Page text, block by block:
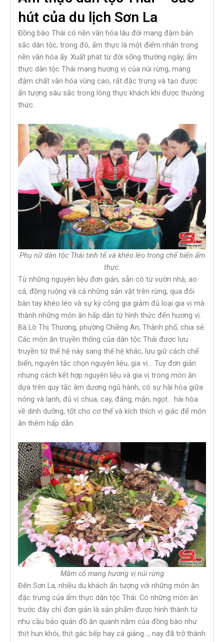
hút của du lịch Sơn La
Đồng bào Thái có nền văn hóa lâu đời mang đậm bản
sắc dân tộc; trong đó, ẩm thực là một điểm nhấn trong
nền văn hóa ấy. Xuất phát từ đời sống thường ngày, ẩm
thực dân tộc Thái mang hương vị của núi rừng, mang
đậm chất văn hóa vùng cao, rất đặc trưng và tạo được
ấn tượng sâu sắc trong lòng thực khách khi được thưởng
thức.
Phụ nữ dân tộc Thái tinh tế và khéo léo trong chế biến ẩm
thực.
Từ những nguyên liệu đơn giản, sẵn có từ vườn nhà, ao
cá, đồng ruộng và cả những sản vật trên rừng, qua đôi
bàn tay khéo léo và sự kỳ công gia giảm đủ loại gia vị mà
thành những món ăn hấp dẫn từ hình thức đến hương vị.
Bà Lò Thị Thương, phường Chiềng An, Thành phố, chia sẻ:
Các món ăn truyền thống của dân tộc Thái được lưu
truyền từ thế hệ này sang thế hệ khác, lưu giữ cách chế
biến, nguyên tắc chọn nguyên liệu, gia vị… Tuy đơn giản
nhưng cách kết hợp nguyên liệu và gia vị trong món ăn
dựa trên quy tắc âm dương ngũ hành, có sự hài hòa giữa
nóng và lạnh, đủ vị chua, cay, đắng, mặn, ngọt… hài hòa
về dinh dưỡng, tốt cho cơ thể và kích thích vị giác để món
ăn thêm hấp dẫn.
Mâm cỗ mang hương vị núi rừng
Đến Sơn La, nhiều du khách ấn tượng với những món ăn
đặc trưng của ẩm thực dân tộc Thái. Có những món ăn
trước đây chỉ đơn giản là sản phẩm được hình thành từ
nhu cầu bảo quản đồ ăn quanh năm của đồng bào như
thịt hun khói, thịt gác bếp hay cá giảng…, nay đã trở thành